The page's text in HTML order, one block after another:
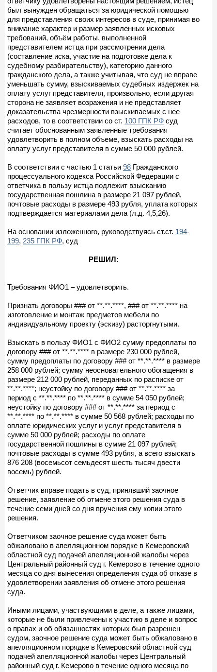
был вынужден обращаться за юридической помощью
для представления своих интересов в суде, принимая во
внимание характер и размер заявленных исковых
требований, объём работы, выполненной
представителем истца при рассмотрении дела
(составление иска, участие на подготовке дела к
судебному разбирательству), категорию данного
гражданского дела, а также учитывая, что суд не вправе
уменьшать сумму, взыскиваемых судебных издержек на
оплату услуг представителя, произвольно, если другая
сторона не заявляет возражения и не представляет
доказательства чрезмерности взыскиваемых с нее
расходов, то в соответствии со ст. 100 ГПК РФ суд
считает обоснованным заявленные требования
удовлетворить в полном объеме, взыскать расходы на
оплату услуг представителя в сумме 50 000 рублей.
В соответствии с частью 1 статьи 98 Гражданского
процессуального кодекса Российской Федерации с
ответчика в пользу истца подлежит взысканию
государственная пошлина в размере 21 097 рублей,
почтовые расходы в размере 493 рубля, уплата которых
подтверждается материалами дела (л.д. 4,5,26).
На основании изложенного, руководствуясь ст.ст. 194-
199, 235 ГПК РФ, суд
РЕШИЛ:
Требования ФИО1 – удовлетворить.
Признать договоры ### от **.**.****, ### от **.**.**** на
изготовление и монтаж предметов мебели по
индивидуальному проекту (эскизу) расторгнутыми.
Взыскать в пользу ФИО1 с ФИО2 сумму предоплаты по
договору ### от **.**.**** в размере 230 000 рублей,
сумму предоплаты по договору ### от **.**.**** в размере
258 000 рублей; сумму неосновательного обогащения в
размере 212 000 рублей, переданных по расписке от
**.**.****; неустойку по договору ### от **.**.**** за
период с **.**.**** по **.**.**** в сумме 54 050 рублей;
неустойку по договору ### от **.**.**** за период с
**.**.**** по **.**.**** в сумме 50 568 рублей; расходы по
оплате юридических услуг и услуг представителя в
сумме 50 000 рублей; расходы по оплате
государственной пошлины в сумме 21 097 рублей;
почтовые расходы в сумме 493 рубля, а всего взыскать
876 208 (восемьсот семьдесят шесть тысяч двести
восемь) рублей.
Ответчик вправе подать в суд, принявший заочное
решение, заявление об отмене этого решения суда в
течение семи дней со дня вручения ему копии этого
решения.
Ответчиком заочное решение суда может быть
обжаловано в апелляционном порядке в Кемеровский
областной суд подачей апелляционной жалобы через
Центральный районный суд г. Кемерово в течение одного
месяца со дня вынесения определения суда об отказе в
удовлетворении заявления об отмене этого решения
суда.
Иными лицами, участвующими в деле, а также лицами,
которые не были привлечены к участию в деле и вопрос
о правах и об обязанностях которых был разрешен
судом, заочное решение суда может быть обжаловано в
апелляционном порядке в Кемеровский областной суд
подачей апелляционной жалобы через Центральный
районный суд г. Кемерово в течение одного месяца по